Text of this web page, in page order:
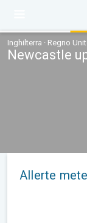
Inghilterra · Regno
Newcastle
Allerte